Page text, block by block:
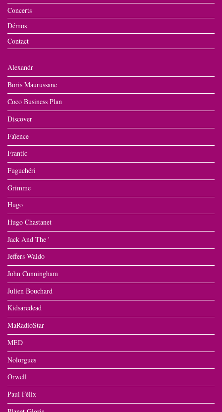
Concerts
Démos
Contact
Alexandr
Boris Maurussane
Coco Business Plan
Discover
Faïence
Frantic
Fuguchéri
Grimme
Hugo
Hugo Chastanet
Jack And The '
Jeffers Waldo
John Cunningham
Julien Bouchard
Kidsaredead
MaRadioStar
MED
Nolorgues
Orwell
Paul Félix